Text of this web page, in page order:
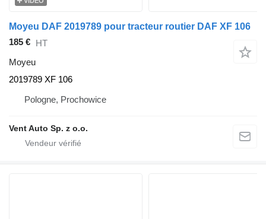
Moyeu DAF 2019789 pour tracteur routier DAF XF 106
185 € HT
Moyeu
2019789 XF 106
Pologne, Prochowice
Vent Auto Sp. z o.o.